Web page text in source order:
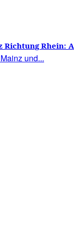
Richtung Rhein:
die Mainzer